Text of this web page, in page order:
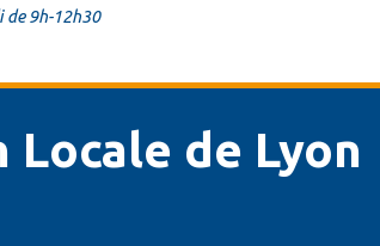
de 9h-12h30
Locale de Lyon